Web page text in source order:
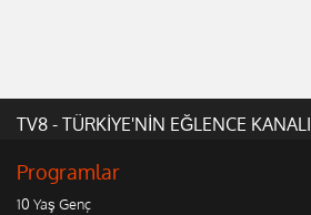
TV8 - TÜRKİYE'NİN EĞLENCE KANALI
Programlar
10 Yaş Genç